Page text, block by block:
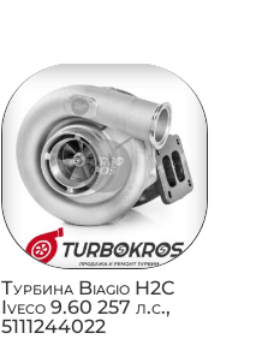
Турбина Biagio H2C
Iveco 9.60 257 л.с.,
5111244022